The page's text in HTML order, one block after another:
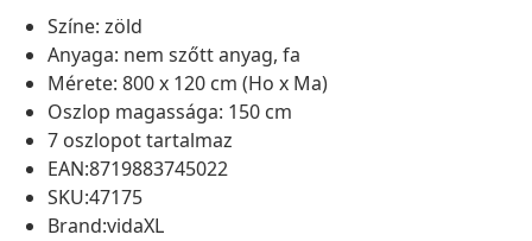
Színe: zöld
Anyaga: nem szőtt anyag, fa
Mérete: 800 x 120 cm (Ho x Ma)
Oszlop magassága: 150 cm
7 oszlopot tartalmaz
EAN:8719883745022
SKU:47175
Brand:vidaXL